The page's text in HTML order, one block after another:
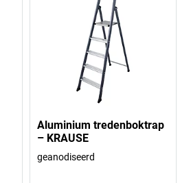
Aluminium tredenboktrap
– KRAUSE
geanodiseerd